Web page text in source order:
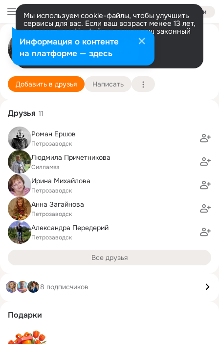
Войти
Мы используем cookie-файлы, чтобы улучшить
сервисы для вас. Если ваш возраст менее 13 лет,
настроить cookie-файлы должен ваш законный
представитель. Больше информации
Разрешить все Настроить
Мария Козина
Петрозаводск
Державинский лицей
Подробнее
Добавить в друзья Написать
Друзья 11
Роман Ершов
Петрозаводск
Людмила Причетникова
Силламяэ
Ирина Михайлова
Петрозаводск
Анна Загайнова
Петрозаводск
Александра Передерий
Петрозаводск
Все друзья
8 подписчиков
Подарки
Информация о контенте
на платформе — здесь